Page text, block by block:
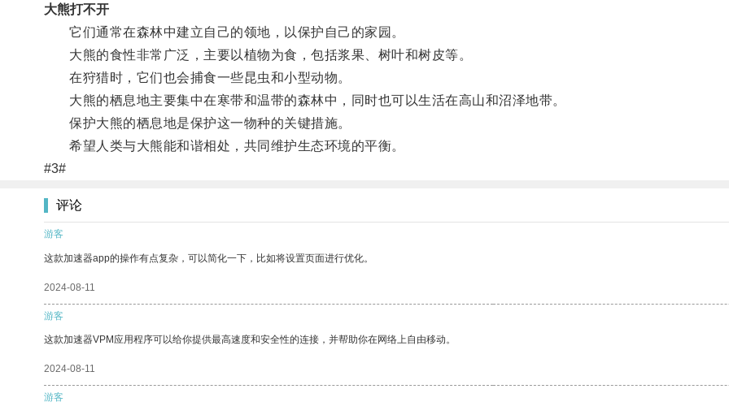
大熊打不开
它们通常在森林中建立自己的领地，以保护自己的家园。
大熊的食性非常广泛，主要以植物为食，包括浆果、树叶和树皮等。
在狩猎时，它们也会捕食一些昆虫和小型动物。
大熊的栖息地主要集中在寒带和温带的森林中，同时也可以生活在高山和沼泽地带。
保护大熊的栖息地是保护这一物种的关键措施。
希望人类与大熊能和谐相处，共同维护生态环境的平衡。
#3#
评论
游客
这款加速器app的操作有点复杂，可以简化一下，比如将设置页面进行优化。
2024-08-11
游客
这款加速器VPM应用程序可以给你提供最高速度和安全性的连接，并帮助你在网络上自由移动。
2024-08-11
游客